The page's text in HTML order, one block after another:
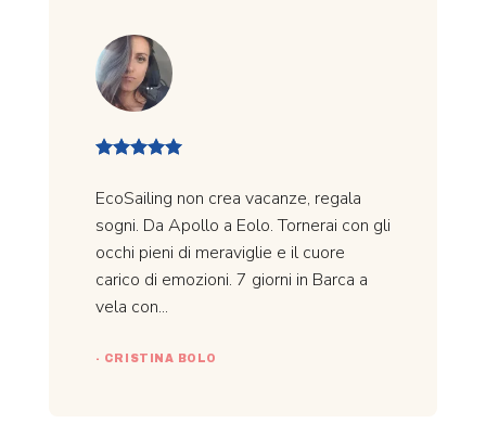
EcoSailing non crea vacanze, regala
sogni. Da Apollo a Eolo. Tornerai con gli
occhi pieni di meraviglie e il cuore
carico di emozioni. 7 giorni in Barca a
vela con...
- CRISTINA BOLO